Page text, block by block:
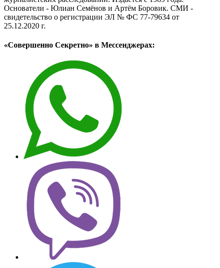
Основатели - Юлиан Семёнов и Артём Боровик. CМИ -
свидетельство о регистрации ЭЛ № ФС 77-79634 от
25.12.2020 г.
«Совершенно Секретно» в Мессенджерах: